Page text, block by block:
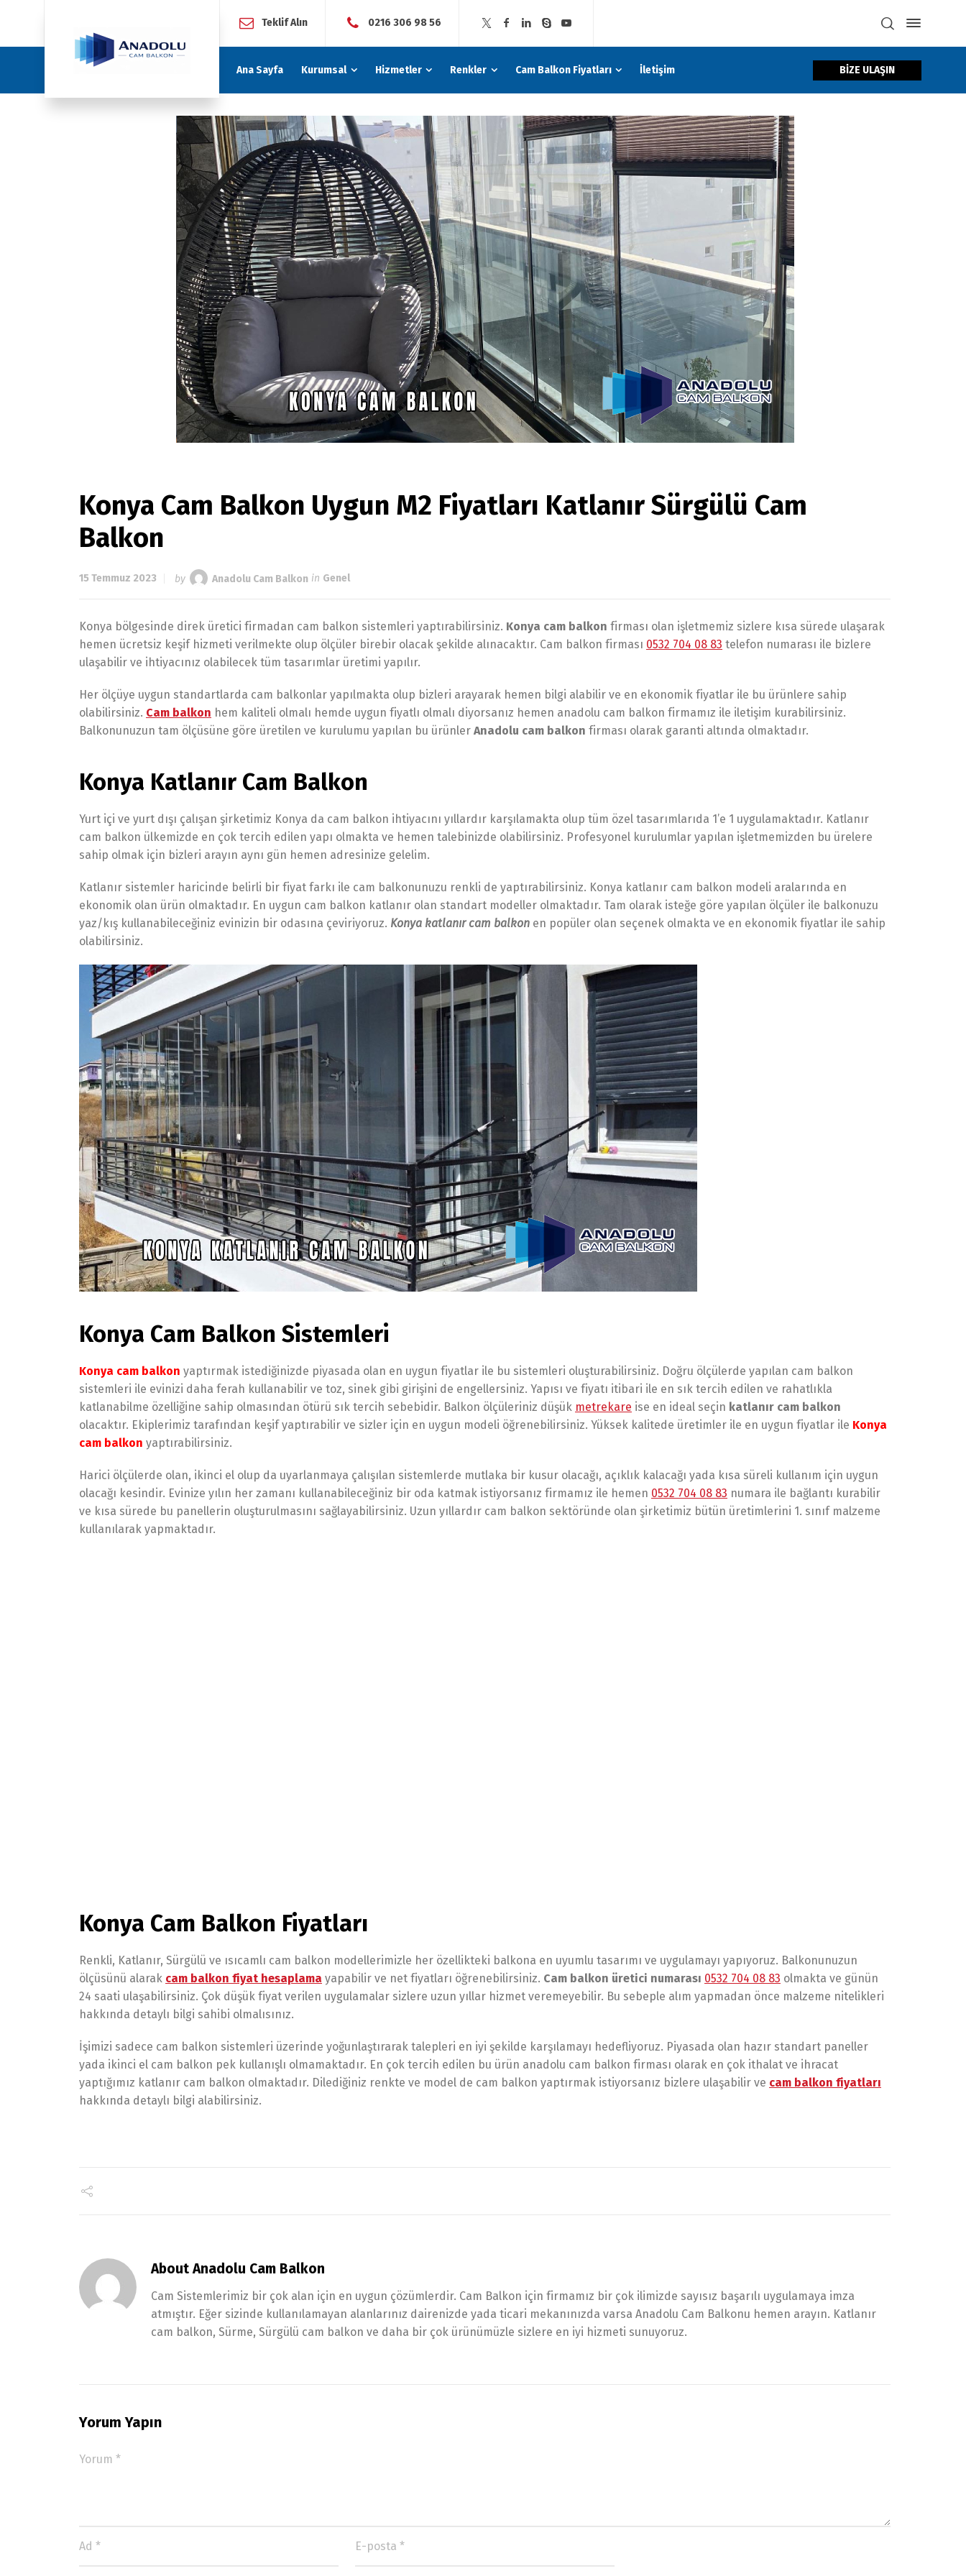
Teklif Alın 0216 306 98 56
Ana Sayfa Kurumsal Hizmetler Renkler Cam Balkon Fiyatları İletişim BİZE ULAŞIN
Konya Cam Balkon Uygun M2 Fiyatları Katlanır Sürgülü Cam
Balkon
15 Temmuz 2023 by Anadolu Cam Balkon in Genel
Konya bölgesinde direk üretici firmadan cam balkon sistemleri yaptırabilirsiniz. Konya cam balkon firması olan işletmemiz sizlere kısa sürede ulaşarak
hemen ücretsiz keşif hizmeti verilmekte olup ölçüler birebir olacak şekilde alınacaktır. Cam balkon firması 0532 704 08 83 telefon numarası ile bizlere
ulaşabilir ve ihtiyacınız olabilecek tüm tasarımlar üretimi yapılır.
Her ölçüye uygun standartlarda cam balkonlar yapılmakta olup bizleri arayarak hemen bilgi alabilir ve en ekonomik fiyatlar ile bu ürünlere sahip
olabilirsiniz. Cam balkon hem kaliteli olmalı hemde uygun fiyatlı olmalı diyorsanız hemen anadolu cam balkon firmamız ile iletişim kurabilirsiniz.
Balkonunuzun tam ölçüsüne göre üretilen ve kurulumu yapılan bu ürünler Anadolu cam balkon firması olarak garanti altında olmaktadır.
Konya Katlanır Cam Balkon
Yurt içi ve yurt dışı çalışan şirketimiz Konya da cam balkon ihtiyacını yıllardır karşılamakta olup tüm özel tasarımlarıda 1’e 1 uygulamaktadır. Katlanır
cam balkon ülkemizde en çok tercih edilen yapı olmakta ve hemen talebinizde olabilirsiniz. Profesyonel kurulumlar yapılan işletmemizden bu ürelere
sahip olmak için bizleri arayın aynı gün hemen adresinize gelelim.
Katlanır sistemler haricinde belirli bir fiyat farkı ile cam balkonunuzu renkli de yaptırabilirsiniz. Konya katlanır cam balkon modeli aralarında en
ekonomik olan ürün olmaktadır. En uygun cam balkon katlanır olan standart modeller olmaktadır. Tam olarak isteğe göre yapılan ölçüler ile balkonuzu
yaz/kış kullanabileceğiniz evinizin bir odasına çeviriyoruz. Konya katlanır cam balkon en popüler olan seçenek olmakta ve en ekonomik fiyatlar ile sahip
olabilirsiniz.
Konya Cam Balkon Sistemleri
Konya cam balkon yaptırmak istediğinizde piyasada olan en uygun fiyatlar ile bu sistemleri oluşturabilirsiniz. Doğru ölçülerde yapılan cam balkon
sistemleri ile evinizi daha ferah kullanabilir ve toz, sinek gibi girişini de engellersiniz. Yapısı ve fiyatı itibari ile en sık tercih edilen ve rahatlıkla
katlanabilme özelliğine sahip olmasından ötürü sık tercih sebebidir. Balkon ölçüleriniz düşük metrekare ise en ideal seçin katlanır cam balkon
olacaktır. Ekiplerimiz tarafından keşif yaptırabilir ve sizler için en uygun modeli öğrenebilirsiniz. Yüksek kalitede üretimler ile en uygun fiyatlar ile Konya
cam balkon yaptırabilirsiniz.
Harici ölçülerde olan, ikinci el olup da uyarlanmaya çalışılan sistemlerde mutlaka bir kusur olacağı, açıklık kalacağı yada kısa süreli kullanım için uygun
olacağı kesindir. Evinize yılın her zamanı kullanabileceğiniz bir oda katmak istiyorsanız firmamız ile hemen 0532 704 08 83 numara ile bağlantı kurabilir
ve kısa sürede bu panellerin oluşturulmasını sağlayabilirsiniz. Uzun yıllardır cam balkon sektöründe olan şirketimiz bütün üretimlerini 1. sınıf malzeme
kullanılarak yapmaktadır.
Konya Cam Balkon Fiyatları
Renkli, Katlanır, Sürgülü ve ısıcamlı cam balkon modellerimizle her özellikteki balkona en uyumlu tasarımı ve uygulamayı yapıyoruz. Balkonunuzun
ölçüsünü alarak cam balkon fiyat hesaplama yapabilir ve net fiyatları öğrenebilirsiniz. Cam balkon üretici numarası 0532 704 08 83 olmakta ve günün
24 saati ulaşabilirsiniz. Çok düşük fiyat verilen uygulamalar sizlere uzun yıllar hizmet veremeyebilir. Bu sebeple alım yapmadan önce malzeme nitelikleri
hakkında detaylı bilgi sahibi olmalısınız.
İşimizi sadece cam balkon sistemleri üzerinde yoğunlaştırarak talepleri en iyi şekilde karşılamayı hedefliyoruz. Piyasada olan hazır standart paneller
yada ikinci el cam balkon pek kullanışlı olmamaktadır. En çok tercih edilen bu ürün anadolu cam balkon firması olarak en çok ithalat ve ihracat
yaptığımız katlanır cam balkon olmaktadır. Dilediğiniz renkte ve model de cam balkon yaptırmak istiyorsanız bizlere ulaşabilir ve cam balkon fiyatları
hakkında detaylı bilgi alabilirsiniz.
About Anadolu Cam Balkon
Cam Sistemlerimiz bir çok alan için en uygun çözümlerdir. Cam Balkon için firmamız bir çok ilimizde sayısız başarılı uygulamaya imza
atmıştır. Eğer sizinde kullanılamayan alanlarınız dairenizde yada ticari mekanınızda varsa Anadolu Cam Balkonu hemen arayın. Katlanır
cam balkon, Sürme, Sürgülü cam balkon ve daha bir çok ürünümüzle sizlere en iyi hizmeti sunuyoruz.
Yorum Yapın